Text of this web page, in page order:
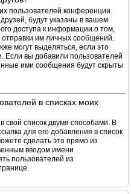
пользователей конференции.
будут указаны в вашем
доступа к информации о том,
отправки им личных сообщений.
могут выделяться, если это
Если вы добавили пользователей
ими сообщения будут скрыты
в списках моих
свой список двумя способами. В
для его добавления в список
сделать это прямо из
вводом имени
пользователей из